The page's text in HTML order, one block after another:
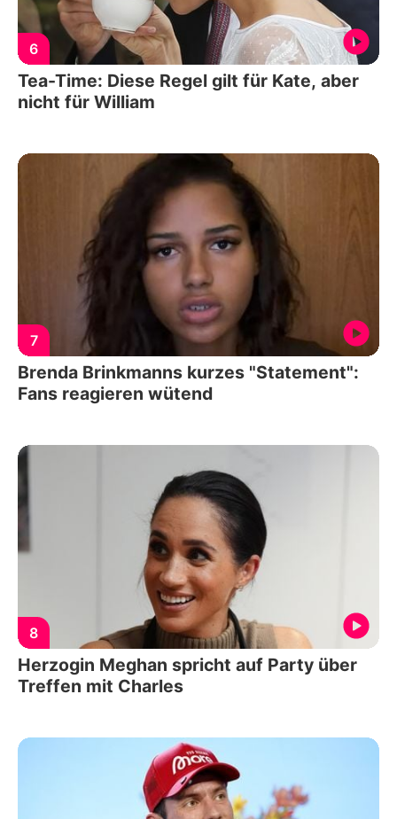
6
Tea-Time: Diese Regel gilt für Kate, aber
nicht für William
7
Brenda Brinkmanns kurzes "Statement":
Fans reagieren wütend
8
Herzogin Meghan spricht auf Party über
Treffen mit Charles